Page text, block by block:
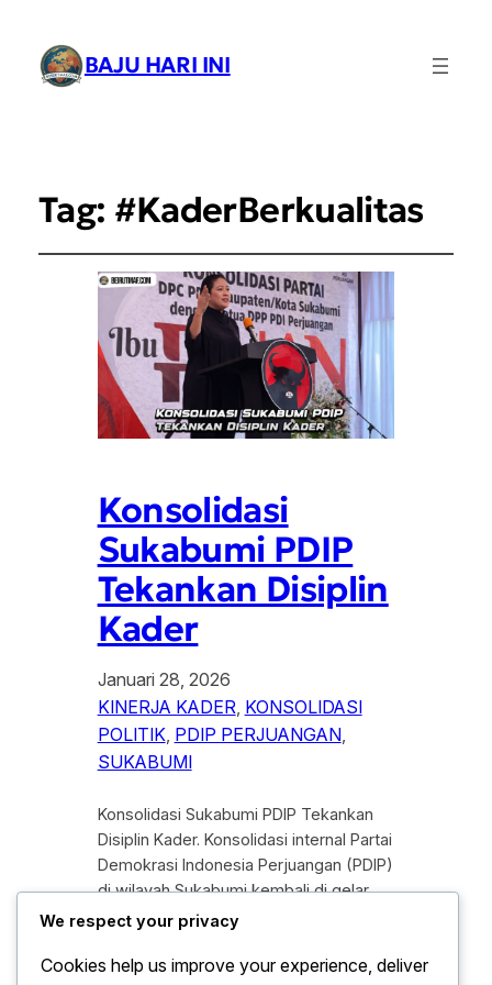
BAJU HARI INI
Tag: #KaderBerkualitas
Konsolidasi
Sukabumi PDIP
Tekankan Disiplin
Kader
Januari 28, 2026
KINERJA KADER, KONSOLIDASI
POLITIK, PDIP PERJUANGAN
SUKABUMI
Konsolidasi Sukabumi PDIP Tekankan
Disiplin Kader. Konsolidasi internal Partai
Demokrasi Indonesia Perjuangan (PDIP)
di wilayah Sukabumi kembali di gelar
sebagai bagian dari penguatan struktur
lakukan guna memastikan soliditas
We respect your privacy
Cookies help us improve your experience, deliver